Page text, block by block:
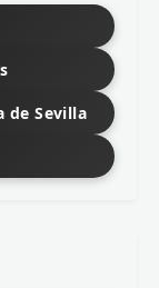
de Sevilla